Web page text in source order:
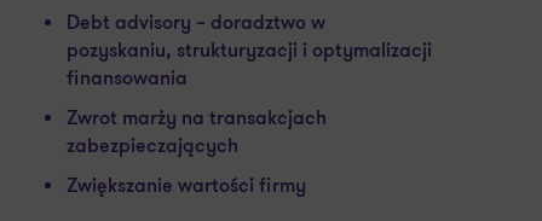
Debt advisory – doradztwo w
pozyskaniu, strukturyzacji i optymalizacji
finansowania
Zwrot marży na transakcjach
zabezpieczających
Zwiększanie wartości firmy